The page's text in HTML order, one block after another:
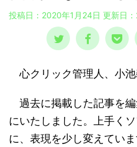
投稿日：2020年1月24日 更新日：
心クリック管理人、小池
過去に掲載した記事を
にいたしました。上手く
に、表現を少し変えていま